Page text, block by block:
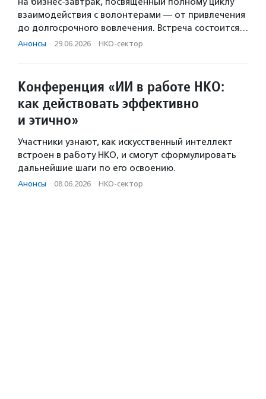
взаимодействия с волонтерами — от привлечения
до долгосрочного вовлечения. Встреча состоится…
Анонсы · 29.06.2026 · НКО-сектор
Конференция «ИИ в работе НКО:
как действовать эффективно
и этично»
Участники узнают, как искусственный интеллект
встроен в работу НКО, и смогут сформулировать
дальнейшие шаги по его освоению.
Анонсы · 08.06.2026 · НКО-сектор